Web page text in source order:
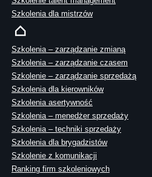
Szkolenia dla mistrzów
Szkolenia – zarządzanie zmianą
Szkolenia – zarządzanie czasem
Szkolenie – zarządzanie sprzedażą
Szkolenia dla kierowników
Szkolenia asertywność
Szkolenia – menedżer sprzedaży
Szkolenia – techniki sprzedaży
Szkolenia dla brygadzistów
Szkolenie z komunikacji
Ranking firm szkoleniowych